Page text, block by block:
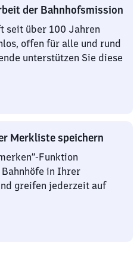
der Bahnhofsmission
seit über 100 Jahren
offen für alle und rund
unterstützen Sie diese
Merkliste speichern
Funktion
in Ihrer
greifen jederzeit auf